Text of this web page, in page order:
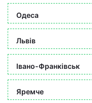
Одеса
Львів
Івано-Франківськ
Яремче